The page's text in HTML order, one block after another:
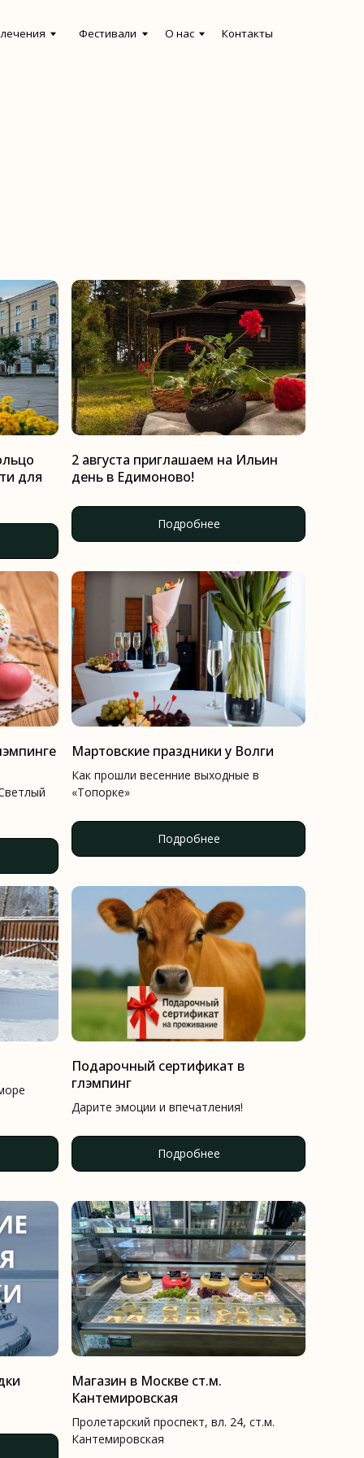
Контакты
О нас
для
2 августа приглашаем на Ильин
день в Едимоново!
Подробнее
Мартовские праздники у Волги
Как прошли весенние выходные в
«Топорке»
Подробнее
Подарочный сертификат в
глэмпинг
Дарите эмоции и впечатления!
Подробнее
Магазин в Москве ст.м.
Кантемировская
Пролетарский проспект, вл. 24, ст.м.
Кантемировская